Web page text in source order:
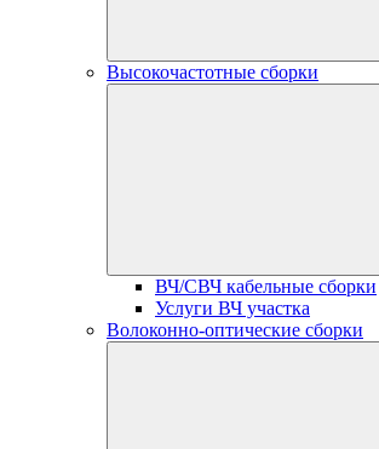
Высокочастотные сборки
ВЧ/СВЧ кабельные сборки
Услуги ВЧ участка
Волоконно-оптические сборки